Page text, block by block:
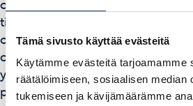
Tämä sivusto käyttää evästeitä
Käytämme evästeitä tarjoamamme
räätälöimiseen, sosiaalisen median
tukemiseen ja kävijämäärämme
organisaation kokonaisuudesta.
tilaajan arvoihin, strategisiin
ohjeistuksiin, jotta kehittäminen
organisaation suuntaa. Näin
yksittäiseksi irtopalaksi, vaan
pidempää kehittämisprosessia.